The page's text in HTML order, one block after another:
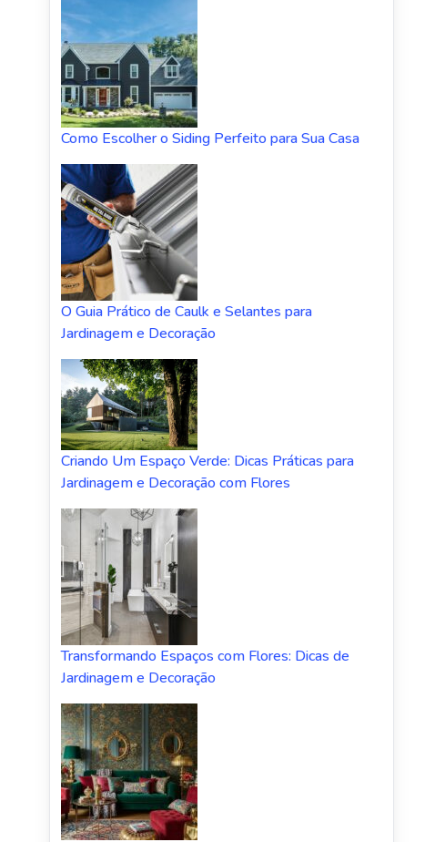
Como Escolher o Siding Perfeito para Sua Casa
O Guia Prático de Caulk e Selantes para
Jardinagem e Decoração
Criando Um Espaço Verde: Dicas Práticas para
Jardinagem e Decoração com Flores
Transformando Espaços com Flores: Dicas de
Jardinagem e Decoração